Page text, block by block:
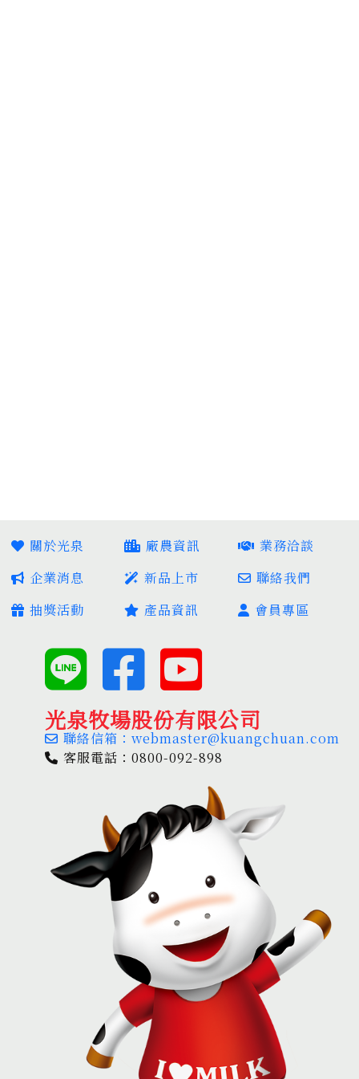
關於光泉
企業消息
抽獎活動
廠農資訊
新品上市
產品資訊
業務洽談
聯絡我們
會員專區
光泉牧場股份有限公司
聯絡信箱：webmaster@kuangchuan.com
客服電話：0800-092-898